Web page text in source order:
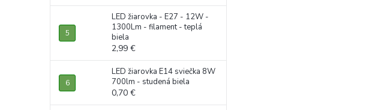
LED žiarovka - E27 - 12W -
1300Lm - filament - teplá
biela
2,99 €
LED žiarovka E14 sviečka 8W
700lm - studená biela
0,70 €